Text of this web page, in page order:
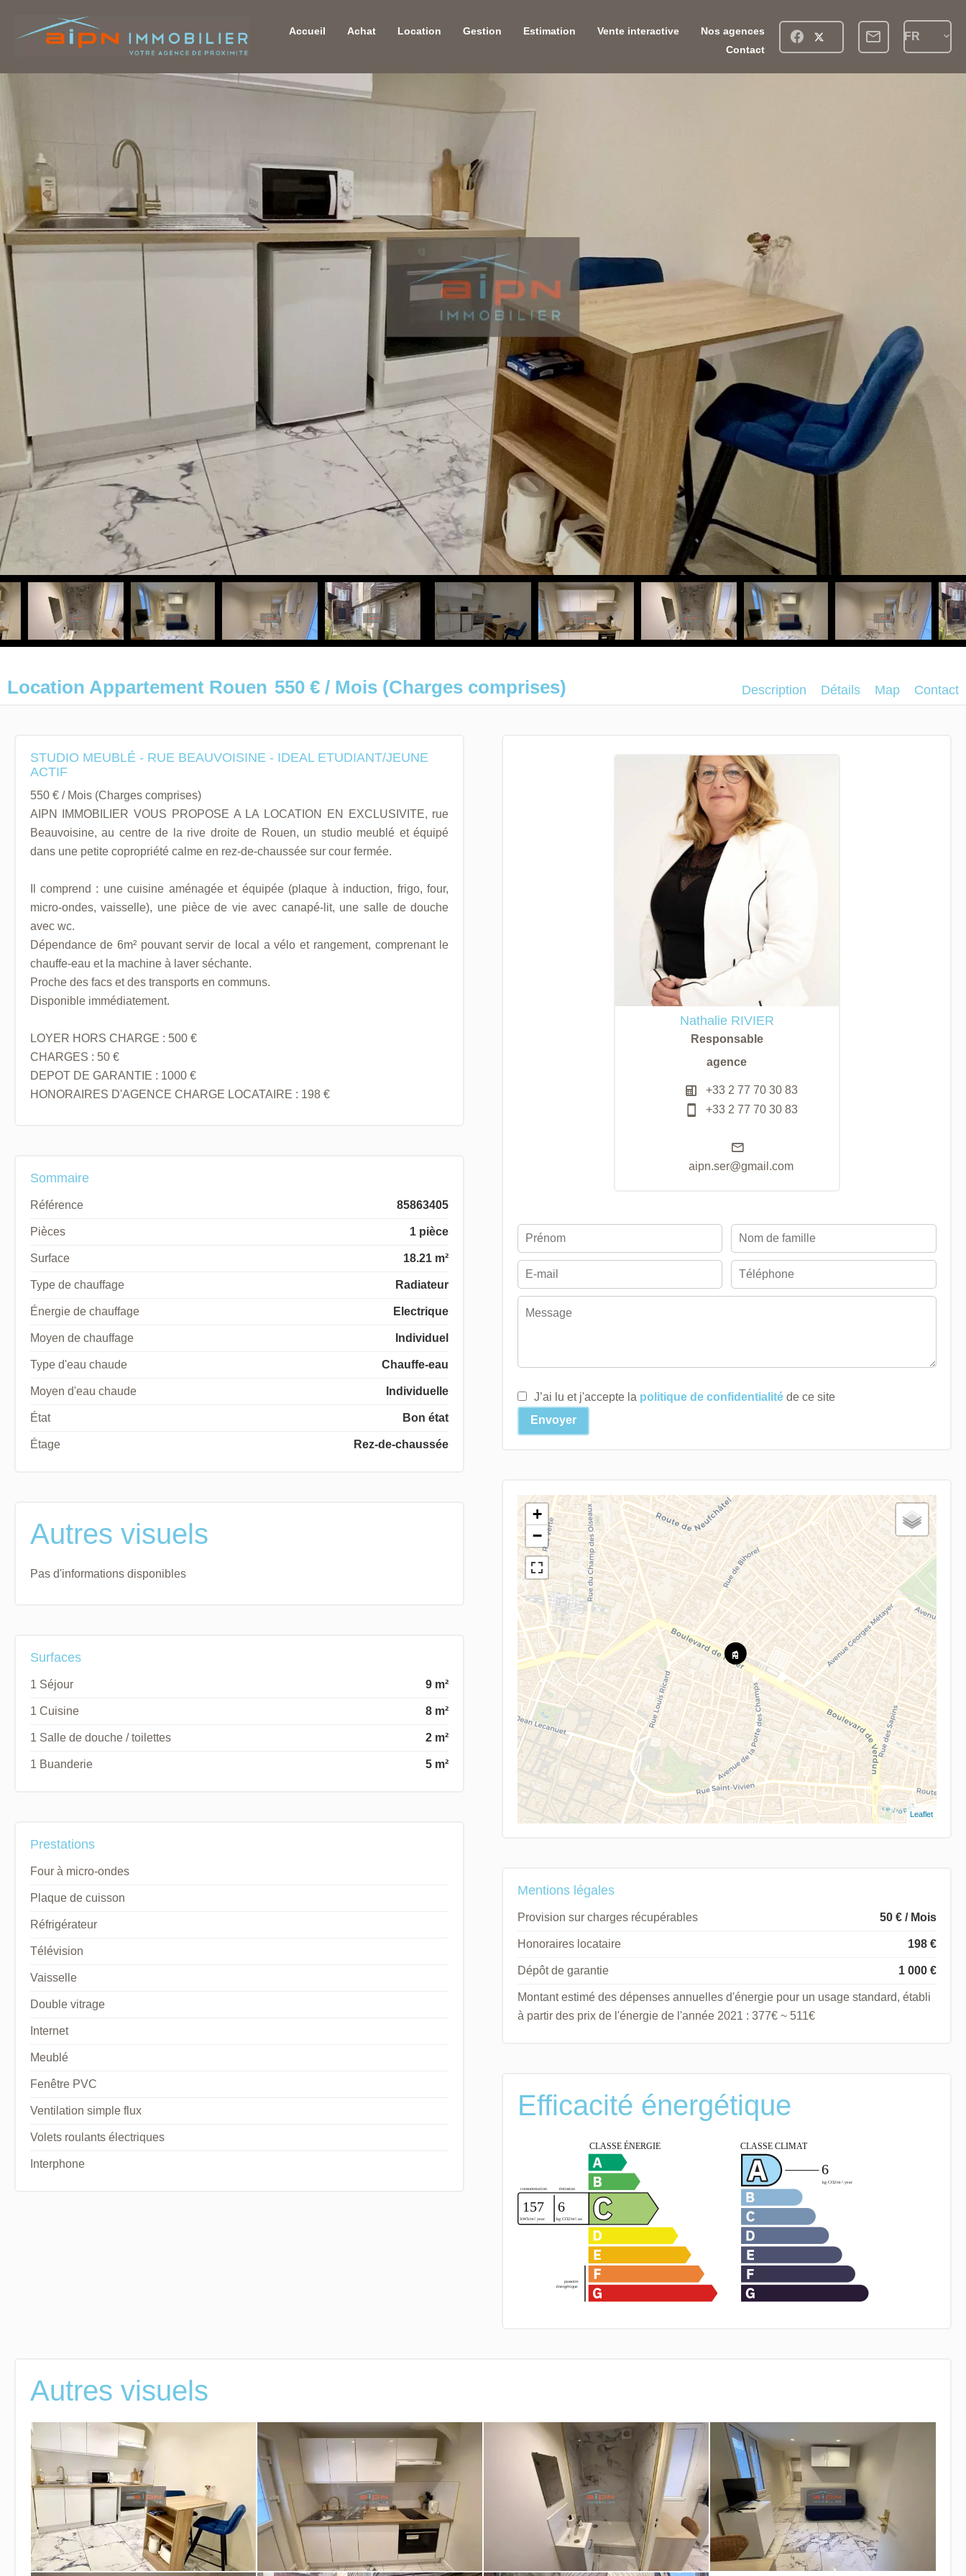
Accueil Achat Location Gestion Estimation Vente interactive
Nos agences
Contact
FR
Location Appartement Rouen 550 € / Mois (Charges comprises) Description Détails Map Contact
STUDIO MEUBLÉ - RUE BEAUVOISINE - IDEAL ETUDIANT/JEUNE
ACTIF
550 € / Mois (Charges comprises)
AIPN IMMOBILIER VOUS PROPOSE A LA LOCATION EN EXCLUSIVITE, rue
Beauvoisine, au centre de la rive droite de Rouen, un studio meublé et équipé
dans une petite copropriété calme en rez-de-chaussée sur cour fermée.
Il comprend : une cuisine aménagée et équipée (plaque à induction, frigo, four,
micro-ondes, vaisselle), une pièce de vie avec canapé-lit, une salle de douche
avec wc.
Dépendance de 6m² pouvant servir de local a vélo et rangement, comprenant le
chauffe-eau et la machine à laver séchante.
Proche des facs et des transports en communs.
Disponible immédiatement.
LOYER HORS CHARGE : 500 €
CHARGES : 50 €
DEPOT DE GARANTIE : 1000 €
HONORAIRES D'AGENCE CHARGE LOCATAIRE : 198 €
Sommaire
Référence 85863405
Pièces 1 pièce
Surface 18.21 m²
Type de chauffage Radiateur
Énergie de chauffage Electrique
Moyen de chauffage Individuel
Type d'eau chaude Chauffe-eau
Moyen d'eau chaude Individuelle
État Bon état
Étage Rez-de-chaussée
Autres visuels
Pas d'informations disponibles
Surfaces
1 Séjour 9 m²
1 Cuisine 8 m²
1 Salle de douche / toilettes 2 m²
1 Buanderie 5 m²
Prestations
Four à micro-ondes
Plaque de cuisson
Réfrigérateur
Télévision
Vaisselle
Double vitrage
Internet
Meublé
Fenêtre PVC
Ventilation simple flux
Volets roulants électriques
Interphone
Nathalie RIVIER
Responsable
agence
+33 2 77 70 30 83
+33 2 77 70 30 83
aipn.ser@gmail.com
J’ai lu et j'accepte la politique de confidentialitéde ce site
Envoyer
+
−
Leaflet
Mentions légales
Provision sur charges récupérables 50 € / Mois
Honoraires locataire 198 €
Dépôt de garantie 1 000 €
Montant estimé des dépenses annuelles d'énergie pour un usage standard, établi
à partir des prix de l'énergie de l'année 2021 : 377€ ~ 511€
Efficacité énergétique
Autres visuels